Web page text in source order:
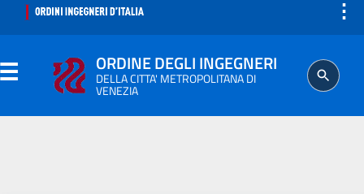
⋮
ORDINE DEGLI INGEGNERI
DELLA CITTA' METROPOLITANA DI
VENEZIA